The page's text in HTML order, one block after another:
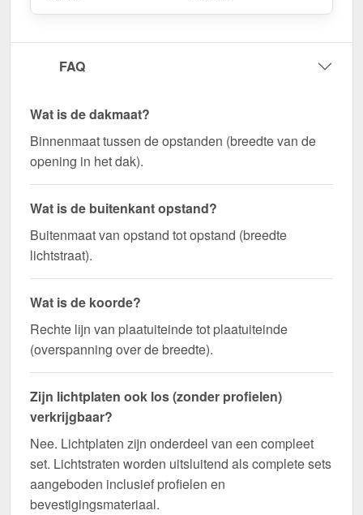
FAQ
Wat is de dakmaat?
Binnenmaat tussen de opstanden (breedte van de
opening in het dak).
Wat is de buitenkant opstand?
Buitenmaat van opstand tot opstand (breedte
lichtstraat).
Wat is de koorde?
Rechte lijn van plaatuiteinde tot plaatuiteinde
(overspanning over de breedte).
Zijn lichtplaten ook los (zonder profielen)
verkrijgbaar?
Nee. Lichtplaten zijn onderdeel van een compleet
set. Lichtstraten worden uitsluitend als complete sets
aangeboden inclusief profielen en
bevestigingsmateriaal.